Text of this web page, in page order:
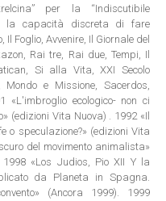
per la “Indiscutibile
la capacità discreta di fare
Foglio, Avvenire, Il Giornale del
Rai tre, Rai due, Tempi, Il
Si alla Vita, XXI Secolo
Mondo e Missione, Sacerdos,
«L'imbroglio ecologico- non ci
(edizioni Vita Nuova) . 1992 «Il
o speculazione?» (edizioni Vita
del movimento animalista»
«Los Judios, Pio XII Y la
da Planeta in Spagna.
(Ancora 1999). 1999